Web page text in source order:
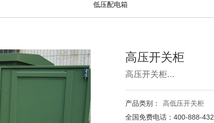
低压配电箱
高压开关柜
高压开关柜...
产品类别：
高低压开关柜
全国免费电话：400-888-